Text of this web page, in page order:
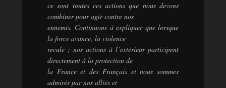
ce sont toutes ces actions que nous devons
combiner pour agir contre nos
ennemis. Continuons à expliquer que lorsque
la force avance, la violence
recule ; nos actions à l’extérieur participent
directement à la protection de
la France et des Français et nous sommes
admirés par nos alliés et